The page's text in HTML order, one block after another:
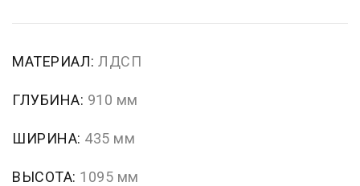
МАТЕРИАЛ: ЛДСП
ГЛУБИНА: 910 мм
ШИРИНА: 435 мм
ВЫСОТА: 1095 мм